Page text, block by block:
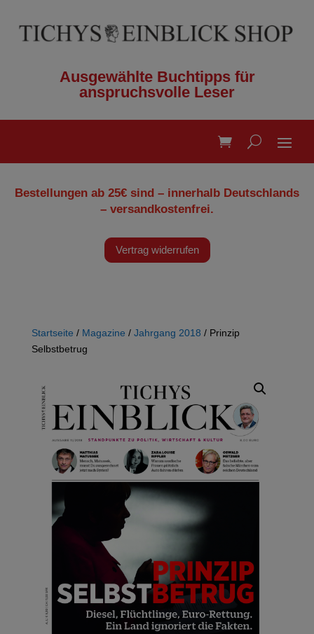
Ausgewählte Buchtipps für
anspruchsvolle Leser
Bestellungen ab 25€ sind – innerhalb Deutschlands
– versandkostenfrei.
Vertrag widerrufen
Startseite / Magazine / Jahrgang 2018 / Prinzip
Selbstbetrug